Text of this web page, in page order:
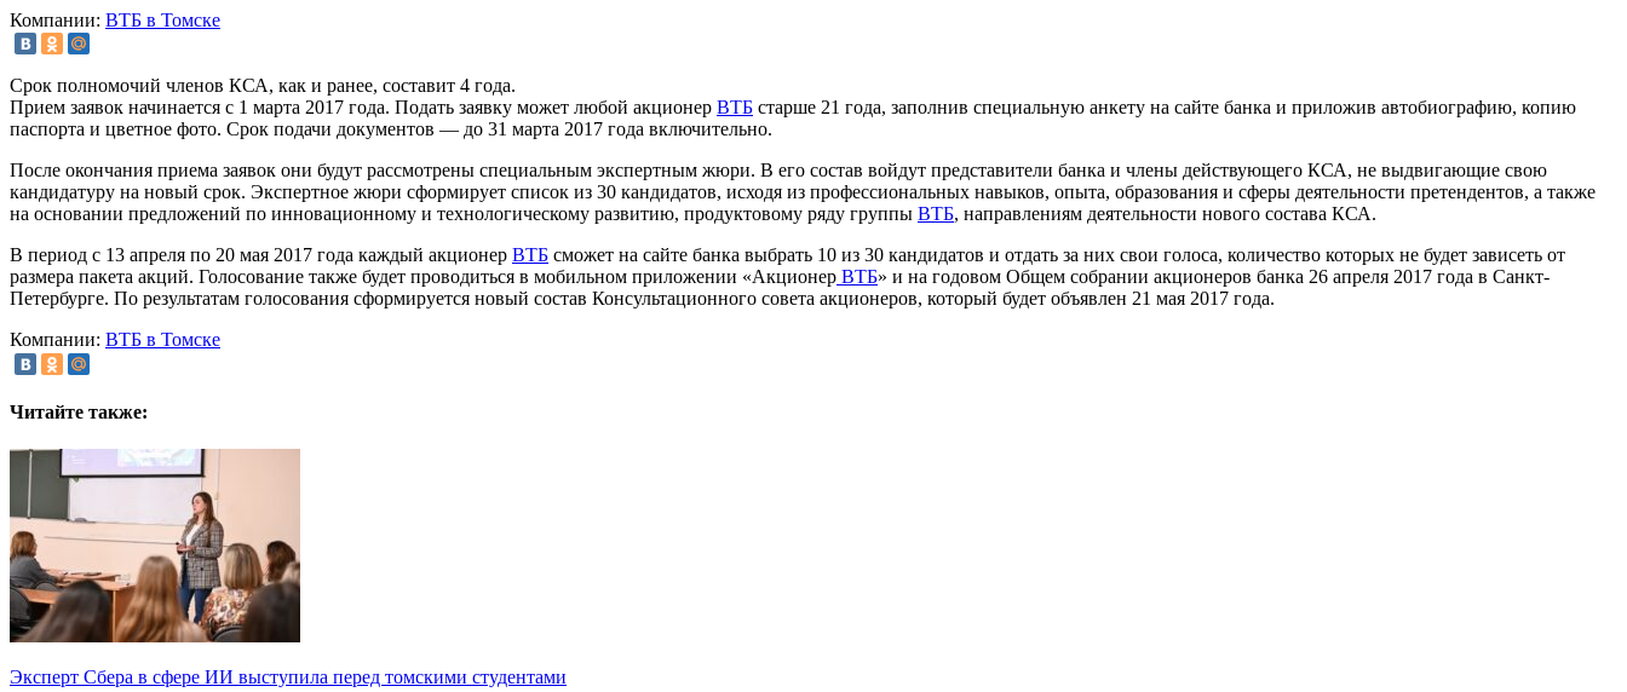
Компании: ВТБ в Томске
Срок полномочий членов КСА, как и ранее, составит 4 года.
Прием заявок начинается с 1 марта 2017 года. Подать заявку может любой акционер ВТБ старше 21 года, заполнив специальную анкету на сайте банка и приложив автобиографию, копию
паспорта и цветное фото. Срок подачи документов — до 31 марта 2017 года включительно.
После окончания приема заявок они будут рассмотрены специальным экспертным жюри. В его состав войдут представители банка и члены действующего КСА, не выдвигающие свою
кандидатуру на новый срок. Экспертное жюри сформирует список из 30 кандидатов, исходя из профессиональных навыков, опыта, образования и сферы деятельности претендентов, а также
на основании предложений по инновационному и технологическому развитию, продуктовому ряду группы ВТБ, направлениям деятельности нового состава КСА.
В период с 13 апреля по 20 мая 2017 года каждый акционер ВТБ сможет на сайте банка выбрать 10 из 30 кандидатов и отдать за них свои голоса, количество которых не будет зависеть от
размера пакета акций. Голосование также будет проводиться в мобильном приложении «Акционер ВТБ» и на годовом Общем собрании акционеров банка 26 апреля 2017 года в Санкт-
Петербурге. По результатам голосования сформируется новый состав Консультационного совета акционеров, который будет объявлен 21 мая 2017 года.
Компании: ВТБ в Томске
Читайте также:
Эксперт Сбера в сфере ИИ выступила перед томскими студентами